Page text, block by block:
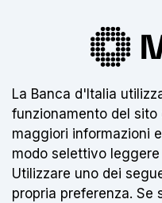
Il nuovo museo
per info
Torna alla home page
sei qui:
Informativa sui cookie:
La Banca d'Italia
funzionamento del
maggiori informazioni
modo selettivo leggere
Utilizzare uno dei
propria preferenza. Se